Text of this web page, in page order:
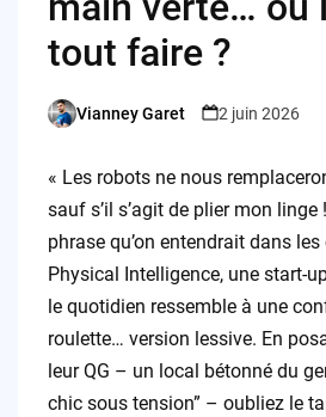
tout faire ?
Posted
Vianney Garet 2 juin 2026
« Les robots ne nous
sauf s’il s’agit de plier mon linge
phrase qu’on entendrait dans
Physical Intelligence, une start-
le quotidien ressemble à une
roulette… version lessive. En
leur QG – un local bétonné du
chic sous tension” – oubliez le